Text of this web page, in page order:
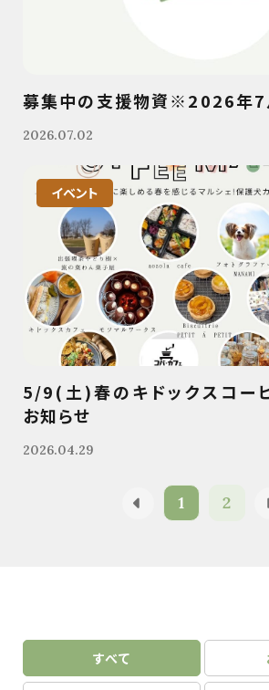
募集中の支援物資※2026年7
2026.07.02
イベント
5/9(土)春のキドックスコー
お知らせ
2026.04.29
1 2
すべて